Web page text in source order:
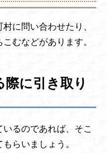
に問い合わせたり、
むなどがあります。
に引き取り
るのであれば、そこ
らいましょう。